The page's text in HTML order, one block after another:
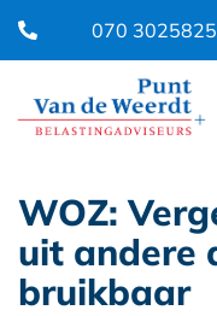
070 3025825
WOZ:
uit andere
bruikbaar